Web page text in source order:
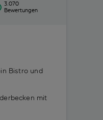
3.070
Bewertungen
Bistro und
mit